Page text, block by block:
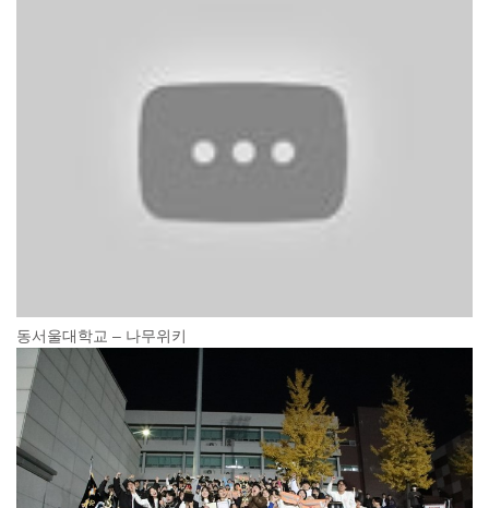
동서울대학교 – 나무위키